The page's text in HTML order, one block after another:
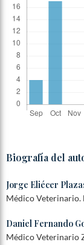
Biografía del
Jorge Eliécer
Médico Veterinario.
Daniel Fernando
Médico Veterinario